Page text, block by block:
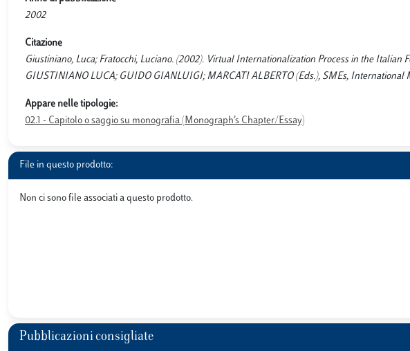
2002
Citazione
Giustiniano, Luca; Fratocchi, Luciano. (2002). Virtual Internationalization Process in the
GIUSTINIANO LUCA; GUIDO GIANLUIGI; MARCATI ALBERTO (Eds.), SMEs,
Appare nelle tipologie:
02.1 - Capitolo o saggio su monografia (Monograph’s Chapter/Essay)
File in questo prodotto:
Non ci sono file associati a questo prodotto.
Pubblicazioni consigliate